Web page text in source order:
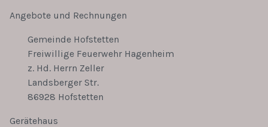
Angebote und Rechnungen
Gemeinde Hofstetten
Freiwillige Feuerwehr Hagenheim
z. Hd. Herrn Zeller
Landsberger Str.
86928 Hofstetten
Gerätehaus